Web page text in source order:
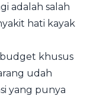
adalah salah
hati kayak
budget khusus
udah
yang punya